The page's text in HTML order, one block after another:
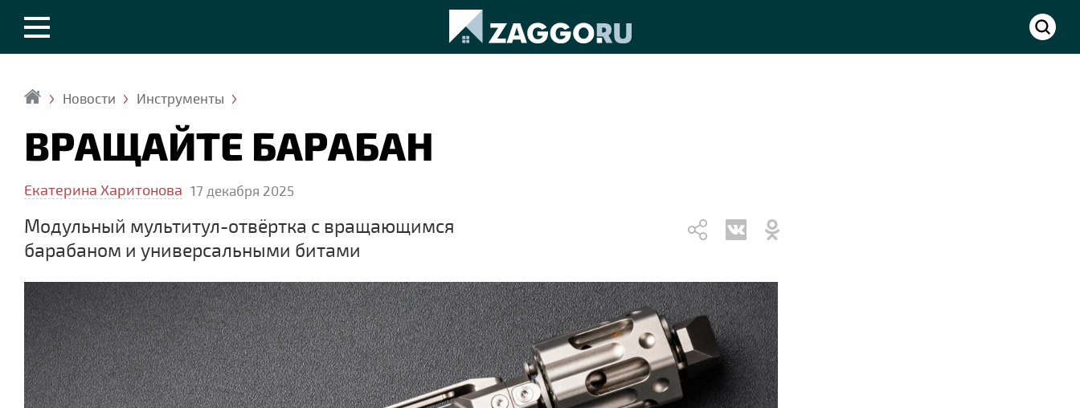
Новости Инструменты
ВРАЩАЙТЕ БАРАБАН
Екатерина Харитонова 17 декабря 2025
Модульный мультитул-отвёртка с вращающимся
барабаном и универсальными битами